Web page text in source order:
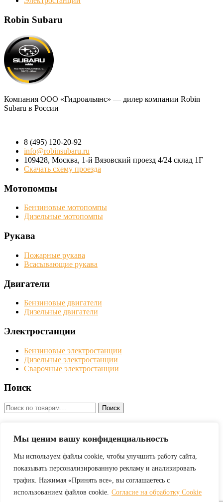
Мы ценим вашу конфиденциальность
Мы используем файлы cookie, чтобы улучшить работу сайта,
показывать персонализированную рекламу и анализировать
трафик. Нажимая «Принять все», вы соглашаетесь с
использованием файлов cookie. Согласие на обработку Cookie
Robin Subaru
Компания ООО «Гидроальянс» — дилер компании Robin
Subaru в России
8 (495) 120-20-92
info@robinsubaru.ru
109428, Москва, 1-й Вязовский проезд 4/24 склад 1Г
Скачать схему проезда
Мотопомпы
Бензиновые мотопомпы
Дизельные мотопомпы
Рукава
Пожарные рукава
Всасывающие рукава
Двигатели
Бензиновые двигатели
Дизельные двигатели
Электростанции
Бензиновые электростанции
Дизельные электростанции
Сварочные электростанции
Поиск
Искать: Поиск
Москве с доставкой по всей территории Российской
Федерации
Оставить заявку
Политика конфиденциальности
Обработка файлов cookie